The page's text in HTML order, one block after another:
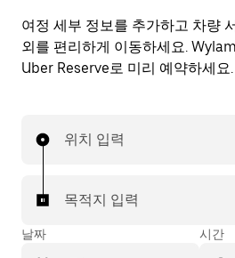
여정 세부 정보를 추가하고 차량
외를 편리하게 이동하세요.
Uber Reserve로 미리 예약하세요.
위치 입력
목적지 입력
날짜 시간